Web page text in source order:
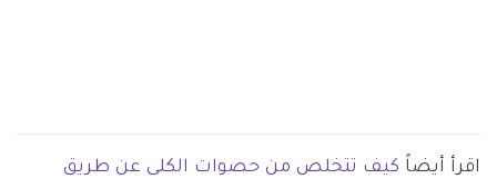
اقرأ أيضاً كيف تتخلص من حصوات الكلى عن طريق